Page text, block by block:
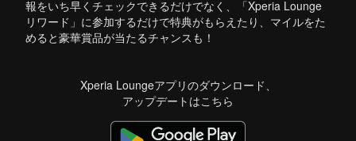
報をいち早くチェックできるだけでなく、
「Xperia Lounge
リワード」に参加するだけで特典がもらえたり、マイルをた
めると豪華賞品が当たるチャンスも！
Xperia Loungeアプリのダウンロード、
アップデートはこちら